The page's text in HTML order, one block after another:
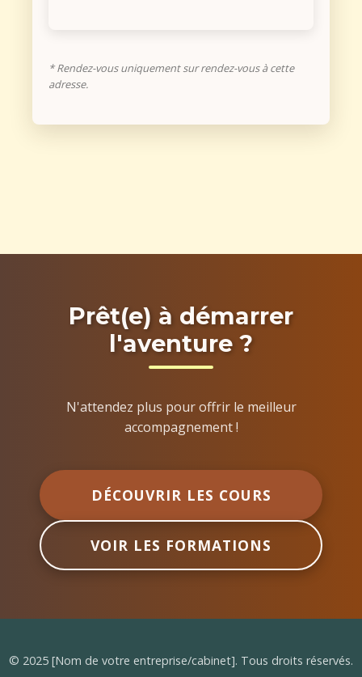
* Rendez-vous uniquement sur rendez-vous à cette
adresse.
Prêt(e) à démarrer
l'aventure ?
N'attendez plus pour offrir le meilleur
accompagnement !
DÉCOUVRIR LES COURS
VOIR LES FORMATIONS
© 2025 [Nom de votre entreprise/cabinet]. Tous droits réservés.